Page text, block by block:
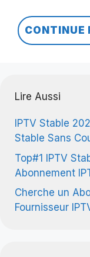
CONTINUE
Lire Aussi
IPTV Stable
Stable Sans
Top#1 IPTV
Abonnement
Cherche un
Fournisseur